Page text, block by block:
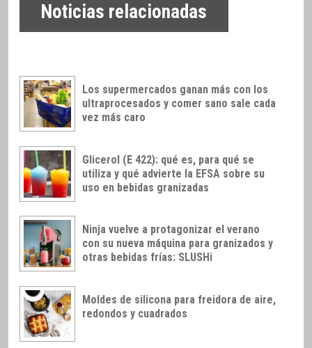
Noticias relacionadas
Los supermercados ganan más con los
ultraprocesados y comer sano sale cada
vez más caro
Glicerol (E 422): qué es, para qué se
utiliza y qué advierte la EFSA sobre su
uso en bebidas granizadas
Ninja vuelve a protagonizar el verano
con su nueva máquina para granizados y
otras bebidas frías: SLUSHi
Moldes de silicona para freidora de aire,
redondos y cuadrados